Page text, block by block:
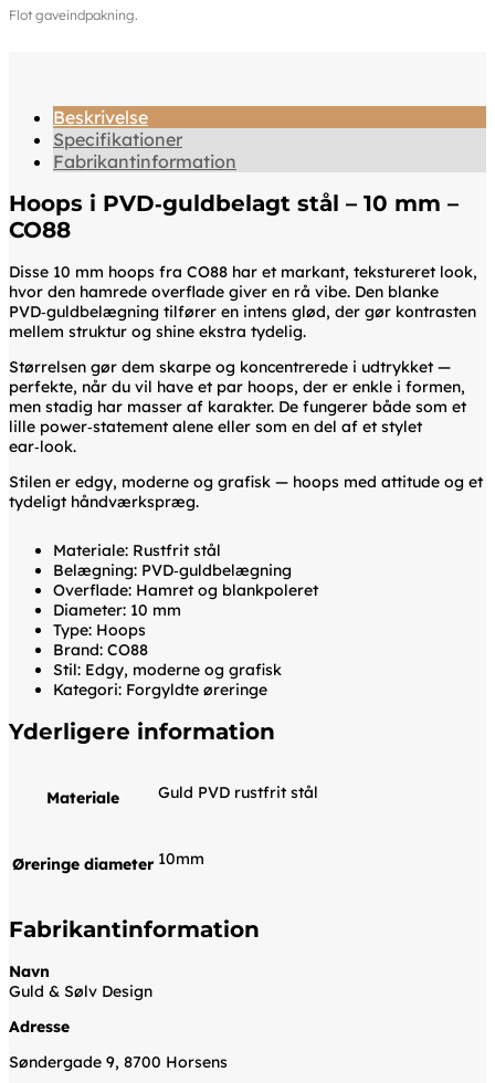
Flot gaveindpakning.
Beskrivelse
Specifikationer
Fabrikantinformation
Hoops i PVD‑guldbelagt stål – 10 mm –
CO88
Disse 10 mm hoops fra CO88 har et markant, tekstureret look,
hvor den hamrede overflade giver en rå vibe. Den blanke
PVD‑guldbelægning tilfører en intens glød, der gør kontrasten
mellem struktur og shine ekstra tydelig.
Størrelsen gør dem skarpe og koncentrerede i udtrykket —
perfekte, når du vil have et par hoops, der er enkle i formen,
men stadig har masser af karakter. De fungerer både som et
lille power‑statement alene eller som en del af et stylet
ear‑look.
Stilen er edgy, moderne og grafisk — hoops med attitude og et
tydeligt håndværkspræg.
Materiale: Rustfrit stål
Belægning: PVD‑guldbelægning
Overflade: Hamret og blankpoleret
Diameter: 10 mm
Type: Hoops
Brand: CO88
Stil: Edgy, moderne og grafisk
Kategori: Forgyldte øreringe
Yderligere information
Materiale Guld PVD rustfrit stål
Øreringe diameter 10mm
Fabrikantinformation
Navn
Guld & Sølv Design
Adresse
Søndergade 9, 8700 Horsens